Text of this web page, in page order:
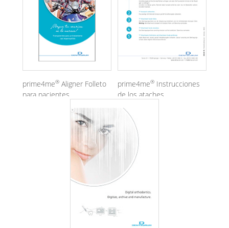
prime4me®Aligner Folleto
para pacientes
prime4me®Instrucciones
de los ataches